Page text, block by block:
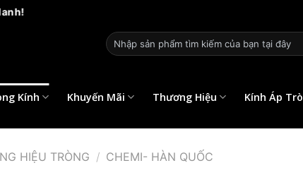
Tìm
kiếm:
Kính Khuyến Mãi Thương Hiệu Kính Áp
HIỆU TRÒNG / CHEMI- HÀN QUỐC